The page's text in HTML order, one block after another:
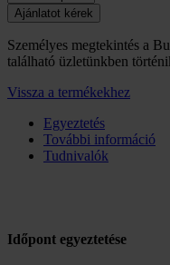
Személyes megtekintés a
található üzletünkben
Vissza a termékekhez
Egyeztetés
További információ
Tudnivalók
Időpont egyeztetése